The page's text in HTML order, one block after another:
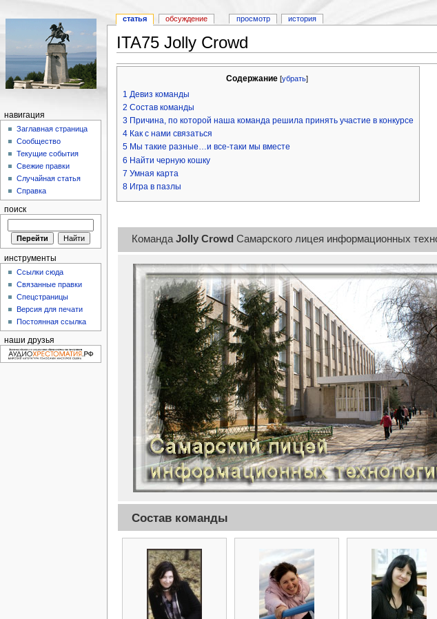
ITA75 Jolly Crowd
Содержание[убрать]
1 Девиз команды
2 Состав команды
3 Причина, по которой наша команда решила принять участие в конкурсе
4 Как с нами связаться
5 Мы такие разные…и все-таки мы вместе
6 Найти черную кошку
7 Умная карта
8 Игра в пазлы
Команда Jolly Crowd Самарского лицея информационных
Состав команды
статья обсуждение просмотр история
навигация
Заглавная страница
Сообщество
Текущие события
Свежие правки
Случайная статья
Справка
поиск
инструменты
Ссылки сюда
Связанные правки
Спецстраницы
Версия для печати
Постоянная ссылка
наши друзья